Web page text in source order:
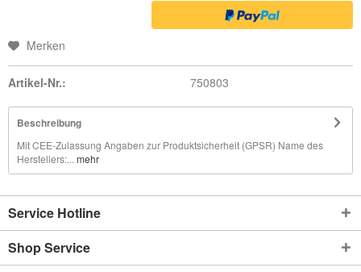
Merken
Artikel-Nr.: 750803
Beschreibung
Mit CEE-Zulassung Angaben zur Produktsicherheit (GPSR) Name des
Herstellers:... mehr
Service Hotline
Shop Service